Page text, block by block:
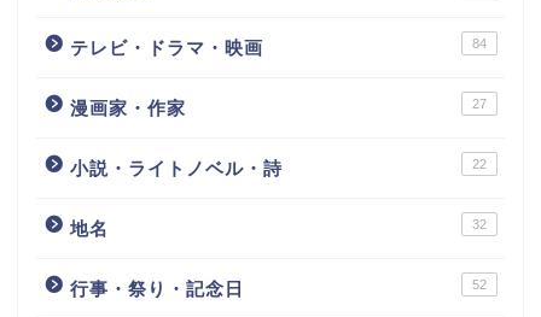
テレビ・ドラマ・映画 84
漫画家・作家 27
小説・ライトノベル・詩 22
地名 32
行事・祭り・記念日 52